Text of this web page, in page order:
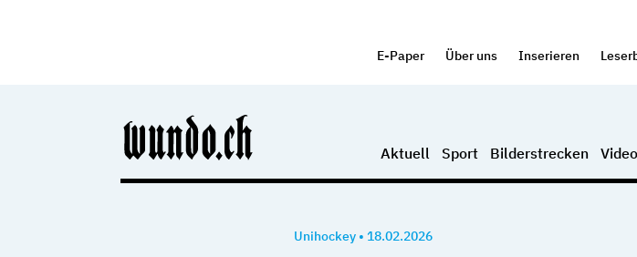
E-Paper Über uns Inserieren
Aktuell Sport Bilderstrecken
Unihockey • 18.02.2026